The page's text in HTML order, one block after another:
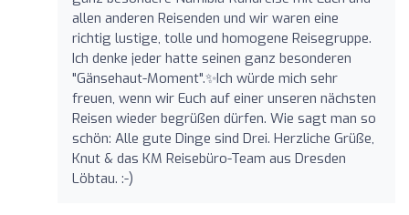
allen anderen Reisenden und wir waren eine
richtig lustige, tolle und homogene Reisegruppe.
Ich denke jeder hatte seinen ganz besonderen
"Gänsehaut-Moment".✨️Ich würde mich sehr
freuen, wenn wir Euch auf einer unseren nächsten
Reisen wieder begrüßen dürfen. Wie sagt man so
schön: Alle gute Dinge sind Drei. Herzliche Grüße,
Knut & das KM Reisebüro-Team aus Dresden
Löbtau. :-)